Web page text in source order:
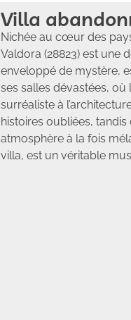
Villa
Nichée au cœur des
Valdora (28823) est une
enveloppé de mystère,
ses salles dévastées,
surréaliste à
histoires oubliées,
atmosphère à la fois
villa, est un véritable